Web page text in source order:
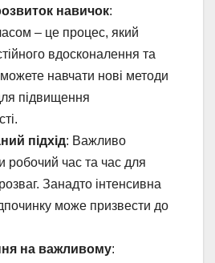
навичок:
– це процес, який
вдосконалення та
навчати нові методи
підвищення
підхід: Важливо
робочий час та час для
Занадто інтенсивна
може призвести до
на важливому: